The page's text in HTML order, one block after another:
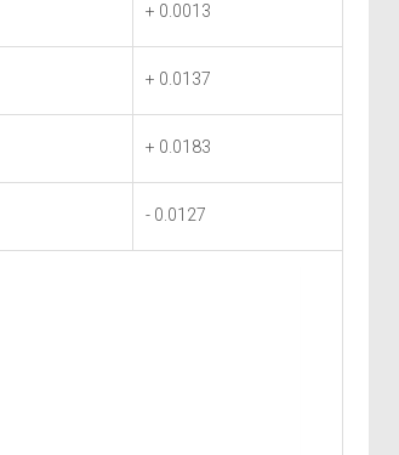
+ 0.0013
+ 0.0137
+ 0.0183
- 0.0127